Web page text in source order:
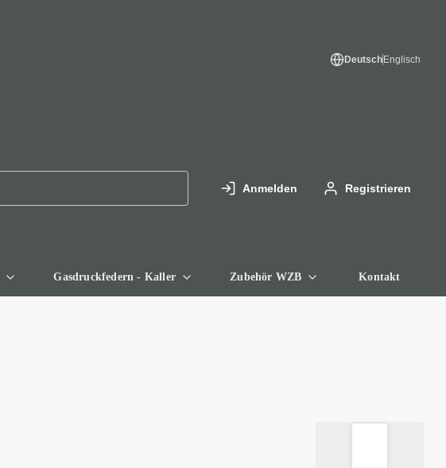
Deutsch Englisch
Anmelden Registrieren
Gasdruckfedern - Kaller Zubehör WZB Kontakt